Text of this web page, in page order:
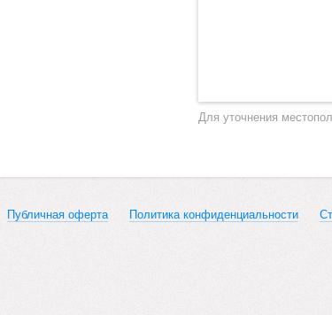
Для уточнения
Публичная оферта Политика конфиденциальности